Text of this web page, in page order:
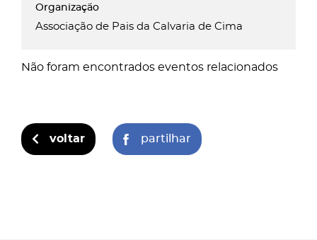
Associação de Pais da Calvaria de Cima
Não foram encontrados eventos relacionados
voltar partilhar